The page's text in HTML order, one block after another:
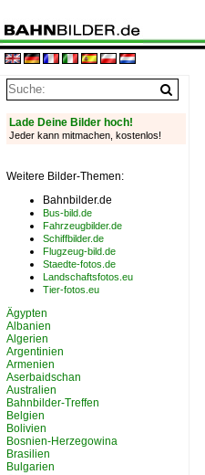
Lade Deine Bilder hoch!
Jeder kann mitmachen, kostenlos!
Weitere Bilder-Themen:
Bahnbilder.de
Bus-bild.de
Fahrzeugbilder.de
Schiffbilder.de
Flugzeug-bild.de
Staedte-fotos.de
Landschaftsfotos.eu
Tier-fotos.eu
Ägypten
Albanien
Algerien
Argentinien
Armenien
Aserbaidschan
Australien
Bahnbilder-Treffen
Belgien
Bolivien
Bosnien-Herzegowina
Brasilien
Bulgarien